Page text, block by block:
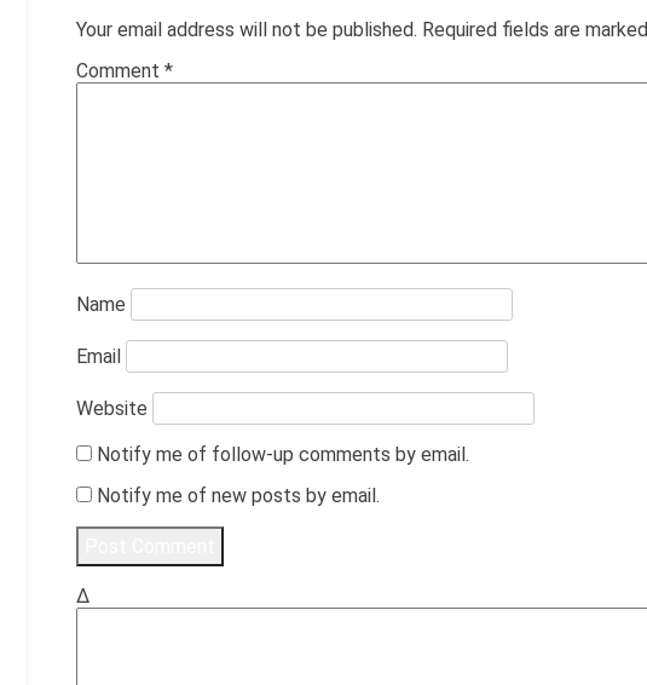
Your email address will not be published. Required fields are marked
Comment *
Name
Email
Website
Notify me of follow-up comments by email.
Notify me of new posts by email.
Δ